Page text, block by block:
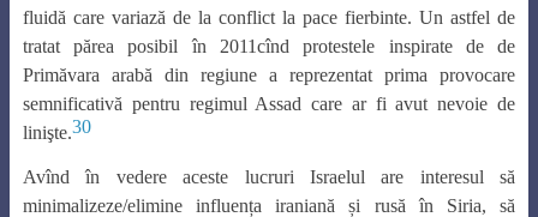
fluidă care variază de la conflict la pace fierbinte. Un astfel de
tratat părea posibil în 2011cînd protestele inspirate de de
Primăvara arabă din regiune a reprezentat prima provocare
semnificativă pentru regimul Assad care ar fi avut nevoie de
linişte.30
Avînd în vedere aceste lucruri Israelul are interesul să
minimalizeze/elimine influența iraniană și rusă în Siria, să